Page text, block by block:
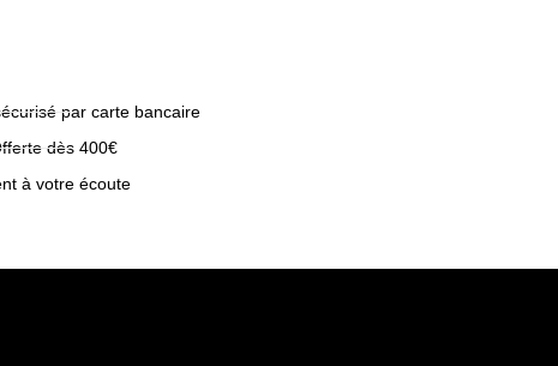
par carte bancaire
dès 400€
à votre écoute